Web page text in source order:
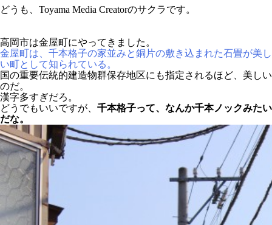
どうも、Toyama Media Creatorのサクラです。
高岡市は金屋町にやってきました。
金屋町は、千本格子の家並みと銅片の敷き込まれた石畳が美し
い町として知られている。
国の重要伝統的建造物群保存地区にも指定されるほど、美しい
のだ。
漢字多すぎだろ。
どうでもいいですが、 千本格子って、なんか千本ノックみたい
だな。